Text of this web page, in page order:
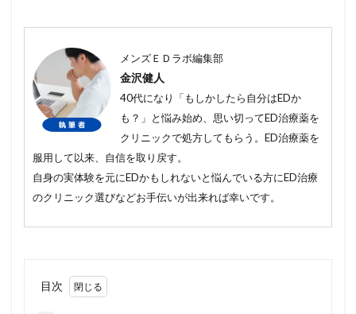
メンズＥＤラボ編集部
金沢健人
40代になり「もしかしたら自分はEDか
も？」と悩み始め、思い切ってED治療薬を
クリニックで処方してもらう。ED治療薬を
服用して以来、自信を取り戻す。
自身の実体験を元にEDかもしれないと悩んでいる方にED治療
のクリニック選びなどお手伝いが出来れば幸いです。
目次